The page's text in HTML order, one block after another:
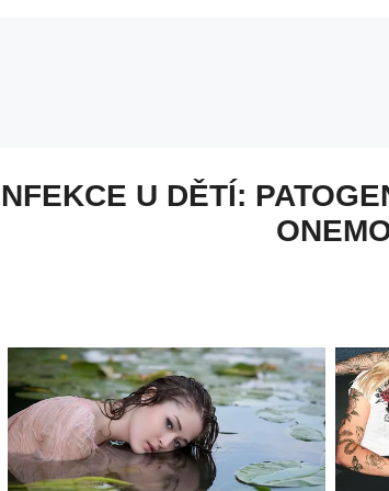
U DĚTÍ: